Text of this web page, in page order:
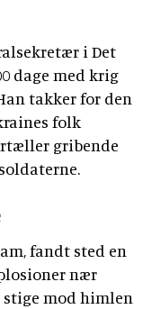
i Det
dage med krig
takker for den
folk
gribende
fandt sted en
nær
stige mod himlen